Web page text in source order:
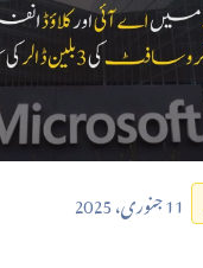
11جنوری،2025